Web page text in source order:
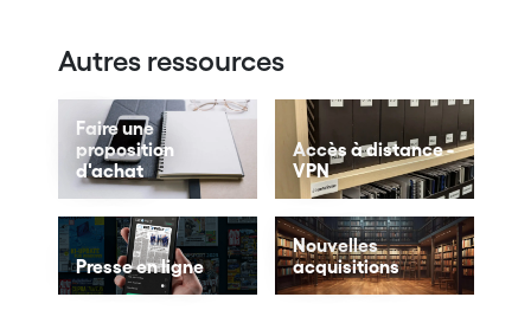
Autres ressources
Faire une
proposition
d'achat
Accès à distance -
VPN
Presse en ligne
Nouvelles
acquisitions